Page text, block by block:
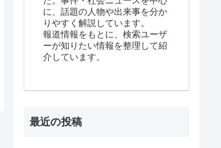
に、話題の人物や出来事を分か
りやすく解説しています。
報道情報をもとに、検索ユーザ
ーが知りたい情報を整理して紹
介しています。
最近の投稿